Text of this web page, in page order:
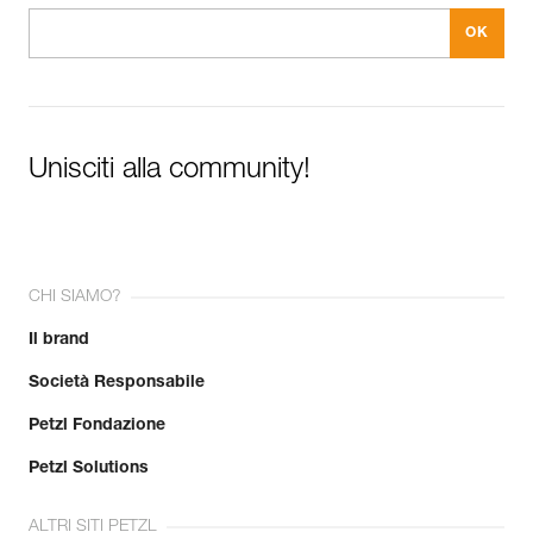
Unisciti alla community!
CHI SIAMO?
Il brand
Società Responsabile
Petzl Fondazione
Petzl Solutions
ALTRI SITI PETZL